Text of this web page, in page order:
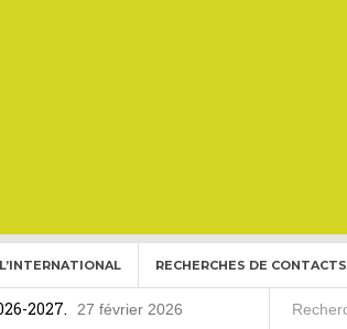
RECHERCHES DE CONTACTS
2027. 27 février 2026